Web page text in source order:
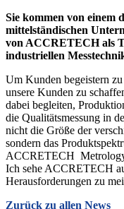
Sie kommen von einem
mittelständischen
von ACCRETECH als
industriellen
Um Kunden begeistern
unsere Kunden zu
dabei begleiten,
die Qualitätsmessung in
nicht die Größe der
sondern das
ACCRETECH
Ich sehe ACCRETECH
Herausforderungen zu
Zurück zu allen News